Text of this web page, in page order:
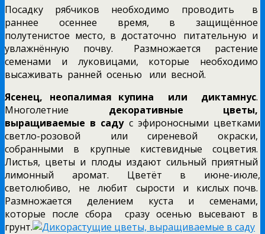
Посадку рябчиков необходимо проводить в
раннее осеннее время, в защищённое
полутенистое место, в достаточно питательную и
увлажнённую почву. Размножается растение
семенами и луковицами, которые необходимо
высаживать ранней осенью или весной.
Ясенец, неопалимая купина или диктамнус.
Многолетние декоративные цветы,
выращиваемые в садус эфироносными цветками
светло-розовой или сиреневой окраски,
собранными в крупные кистевидные соцветия.
Листья, цветы и плоды издают сильный приятный
лимонный аромат. Цветёт в июне-июле,
светолюбиво, не любит сырости и кислых почв.
Размножается делением куста и семенами,
которые после сбора сразу осенью высевают в
грунт.